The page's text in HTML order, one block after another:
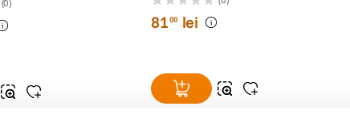
(0)
8100 lei